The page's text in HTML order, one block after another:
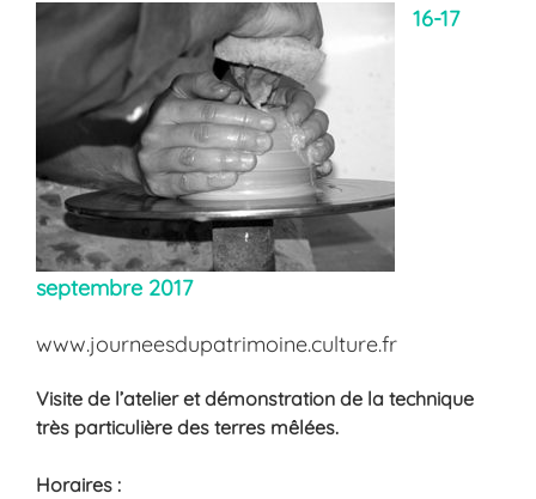
16-17
septembre 2017
www.journeesdupatrimoine.culture.fr
Visite de l’atelier et démonstration de la technique
très particulière des terres mêlées.
Horaires :